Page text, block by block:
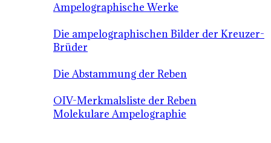
Ampelographische Werke
Die ampelographischen Bilder der Kreuzer-
Brüder
Die Abstammung der Reben
OIV-Merkmalsliste der Reben
Molekulare Ampelographie